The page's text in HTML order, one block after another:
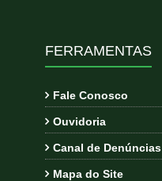
FERRAMENTAS
Fale Conosco
Ouvidoria
Canal de Denúncias
Mapa do Site